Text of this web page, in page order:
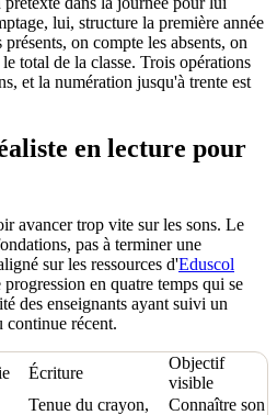
lui, structure la première année
on compte les absents, on
total de la classe. Trois opérations
et la numération jusqu'à trente est
en lecture pour
avancer trop vite sur les sons. Le
pas à terminer une
sur les ressources d'Eduscol
progression en quatre temps qui se
des enseignants ayant suivi un
continue récent.
Écriture
Objectif
visible
Tenue du crayon,
Connaître son